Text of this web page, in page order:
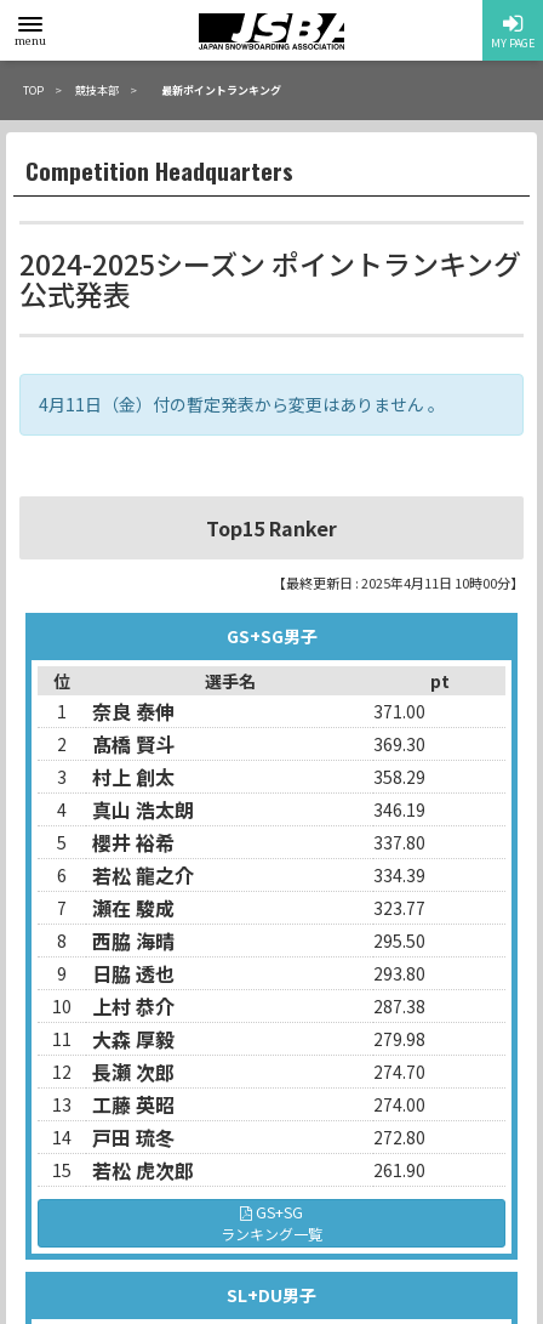
toggle
menu
menu MY PAGE
TOP 競技本部 最新ポイントランキング
Competition Headquarters
2024-2025シーズン ポイントランキング
公式発表
4月11日（金）付の暫定発表から変更はありません 。
Top15 Ranker
【最終更新日 : 2025年4月11日 10時00分】
GS+SG男子
位
選手名
pt
1
奈良 泰伸
371.00
2
髙橋 賢斗
369.30
3
村上 創太
358.29
4
真山 浩太朗
346.19
5
櫻井 裕希
337.80
6
若松 龍之介
334.39
7
瀬在 駿成
323.77
8
西脇 海晴
295.50
9
日脇 透也
293.80
10
上村 恭介
287.38
11
大森 厚毅
279.98
12
長瀬 次郎
274.70
13
工藤 英昭
274.00
14
戸田 琉冬
272.80
15
若松 虎次郎 261.90
GS+SG
ランキング一覧
SL+DU男子